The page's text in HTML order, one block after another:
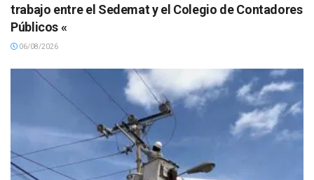
trabajo entre el Sedemat y el Colegio de Contadores
Públicos «
06/08/2026